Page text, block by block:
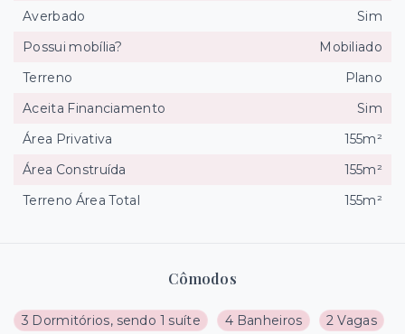
Cômodos
3 Dormitórios, sendo 1 suíte 4 Banheiros
2 Vagas
Averbado
Sim
Possui mobília?
Mobiliado
Terreno
Plano
Aceita Financiamento
Sim
Área Privativa
155m²
Área Construída
155m²
Terreno Área Total
155m²